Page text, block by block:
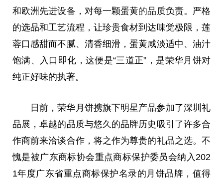
和欧洲先进设备，对每一颗蛋黄的品质负责。严格
的选品和工艺流程，让珍贵食材到达味觉极限，莲
蓉口感甜而不腻、清香细滑，蛋黄咸淡适中、油汁
饱满、入口即化，这便是“三道正”，是荣华月饼对
纯正好味的执著。
日前，荣华月饼携旗下明星产品参加了深圳礼
品展，卓越的品质与悠久的品牌历史吸引了许多合
作商前来洽谈合作，将之作为尊贵的礼品之选。不
愧是被广东商标协会重点商标保护委员会纳入202
1年度广东省重点商标保护名录的月饼品牌，值得